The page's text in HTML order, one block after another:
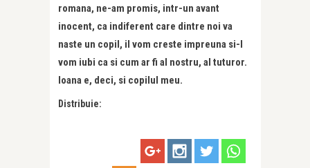
romana, ne-am promis, intr-un avant
inocent, ca indiferent care dintre noi va
naste un copil, il vom creste impreuna si-l
vom iubi ca si cum ar fi al nostru, al tuturor.
Ioana e, deci, si copilul meu.
Distribuie: